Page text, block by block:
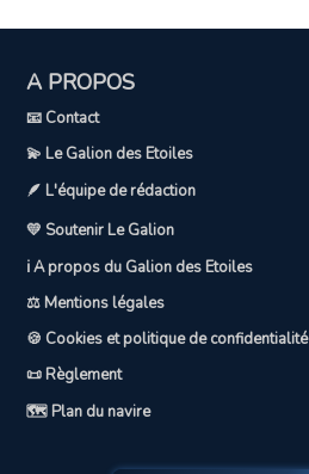
A PROPOS
📧 Contact
💫 Le Galion des Etoiles
🪶 L'équipe de rédaction
💛 Soutenir Le Galion
ℹ️ A propos du Galion des Etoiles
⚖️ Mentions légales
🍪 Cookies et politique de confidentialité
📜 Règlement
🗺️ Plan du navire